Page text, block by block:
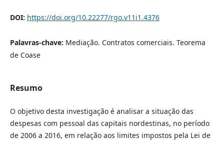
DOI: https://doi.org/10.22277/rgo.v11i1.4376
Palavras-chave: Mediação. Contratos comerciais. Teorema
de Coase
Resumo
O objetivo desta investigação é analisar a situação das
despesas com pessoal das capitais nordestinas, no período
de 2006 a 2016, em relação aos limites impostos pela Lei de